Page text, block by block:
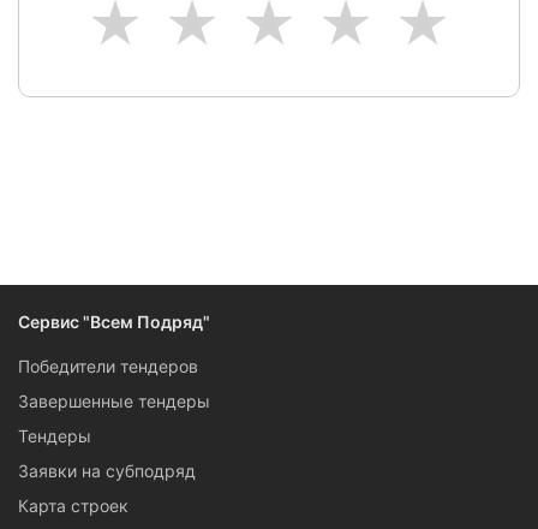
5
4
3
2
1
Сервис "Всем Подряд"
Победители тендеров
Завершенные тендеры
Тендеры
Заявки на субподряд
Карта строек